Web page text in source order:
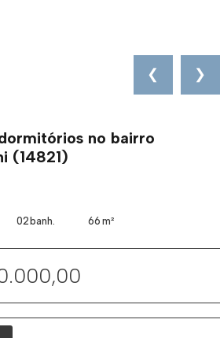
❮ ❯
no bairro
(14821)
02 banh. 66 m²